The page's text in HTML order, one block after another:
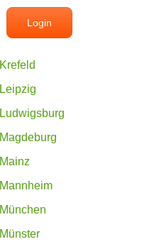
Login
Krefeld
Leipzig
Ludwigsburg
Magdeburg
Mainz
Mannheim
München
Münster